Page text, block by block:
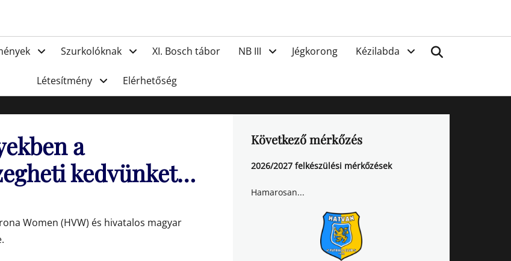
FC Hatvan
Szurkolóknak XI. Bosch tábor NB III Jégkorong Kézilabda
Létesítmény Elérhetőség
a
kedvünket…
Women (HVW) és hivatalos magyar
Következő mérkőzés
2026/2027 felkészülési mérkőzések
Hamarosan...